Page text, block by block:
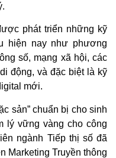
phát triển những kỹ
hiện nay như phương
số, mạng xã hội, các
động, và đặc biệt là kỹ
mới.
sản” chuẩn bị cho sinh
lý vững vàng cho công
ngành Tiếp thị số đã
Marketing Truyền thông